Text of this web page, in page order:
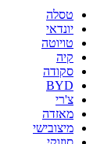
טסלה
יונדאי
טויוטה
קיה
סקודה
BYD
צ'רי
מאזדה
מיצובישי